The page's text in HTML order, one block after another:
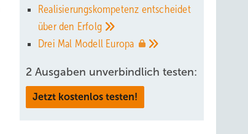
Realisierungskompetenz entscheidet
über den Erfolg
Drei Mal Modell Europa
2 Ausgaben unverbindlich testen:
Jetzt kostenlos testen!